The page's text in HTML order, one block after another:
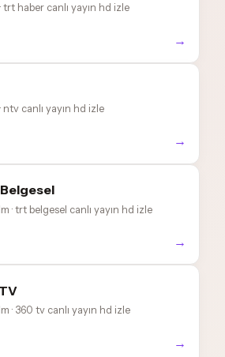
trt haber canlı yayın hd izle
→
ntv canlı yayın hd izle
→
· trt belgesel canlı yayın hd izle
→
· 360 tv canlı yayın hd izle
→